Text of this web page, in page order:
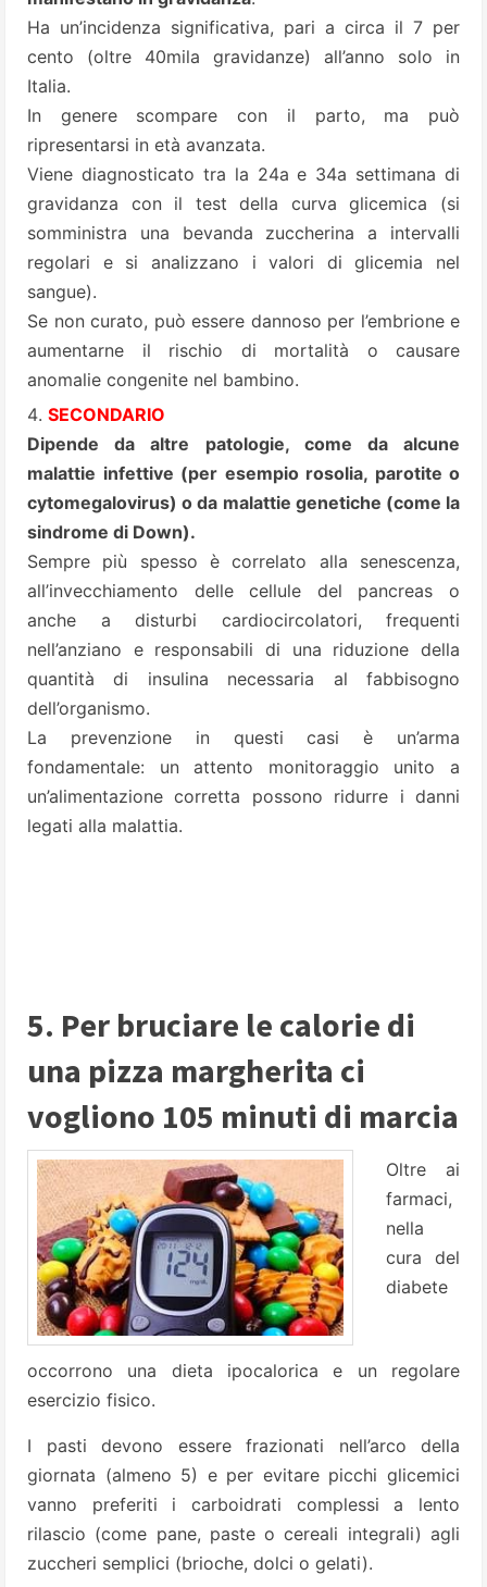
Ha un’incidenza significativa, pari a circa il 7 per
cento (oltre 40mila gravidanze) all’anno solo in
Italia.
In genere scompare con il parto, ma può
ripresentarsi in età avanzata.
Viene diagnosticato tra la 24a e 34a settimana di
gravidanza con il test della curva glicemica (si
somministra una bevanda zuccherina a intervalli
regolari e si analizzano i valori di glicemia nel
sangue).
Se non curato, può essere dannoso per l’embrione e
aumentarne il rischio di mortalità o causare
anomalie congenite nel bambino.
SECONDARIO
Dipende da altre patologie, come da alcune
malattie infettive (per esempio rosolia, parotite o
cytomegalovirus) o da malattie genetiche (come la
sindrome di Down).
Sempre più spesso è correlato alla senescenza,
all’invecchiamento delle cellule del pancreas o
anche a disturbi cardiocircolatori, frequenti
nell’anziano e responsabili di una riduzione della
quantità di insulina necessaria al fabbisogno
dell’organismo.
La prevenzione in questi casi è un’arma
fondamentale: un attento monitoraggio unito a
un’alimentazione corretta possono ridurre i danni
legati alla malattia.
5. Per bruciare le calorie di
una pizza margherita ci
vogliono 105 minuti di marcia
Oltre ai
farmaci,
nella
cura del
diabete
occorrono una dieta ipocalorica e un regolare
esercizio fisico.
I pasti devono essere frazionati nell’arco della
giornata (almeno 5) e per evitare picchi glicemici
vanno preferiti i carboidrati complessi a lento
rilascio (come pane, paste o cereali integrali) agli
zuccheri semplici (brioche, dolci o gelati).